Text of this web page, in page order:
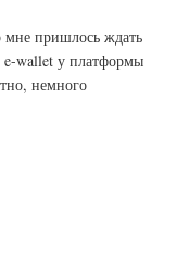
мне пришлось ждать
e-wallet у платформы
немного